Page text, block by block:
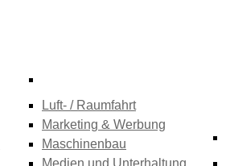
Luft- / Raumfahrt
Marketing & Werbung
Maschinenbau
Medien und Unterhaltung